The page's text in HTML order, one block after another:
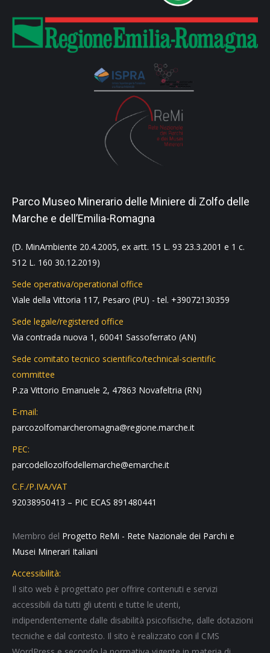
Parco Museo Minerario delle Miniere di Zolfo delle
Marche e dell’Emilia-Romagna
(D. MinAmbiente 20.4.2005, ex artt. 15 L. 93 23.3.2001 e 1 c.
512 L. 160 30.12.2019)
Sede operativa/operational office
Viale della Vittoria 117, Pesaro (PU) - tel. +39072130359
Sede legale/registered office
Via contrada nuova 1, 60041 Sassoferrato (AN)
Sede comitato tecnico scientifico/technical-scientific
committee
P.za Vittorio Emanuele 2, 47863 Novafeltria (RN)
E-mail:
parcozolfomarcheromagna@regione.marche.it
PEC:
parcodellozolfodellemarche@emarche.it
C.F./P.IVA/VAT
92038950413 – PIC ECAS 891480441
Membro del Progetto ReMi - Rete Nazionale dei Parchi e
Musei Minerari Italiani
Accessibilità:
Il sito web è progettato per offrire contenuti e servizi
accessibili da tutti gli utenti e tutte le utenti,
indipendentemente dalle disabilità psicofisiche, dalle dotazioni
tecniche e dal contesto. Il sito è realizzato con il CMS